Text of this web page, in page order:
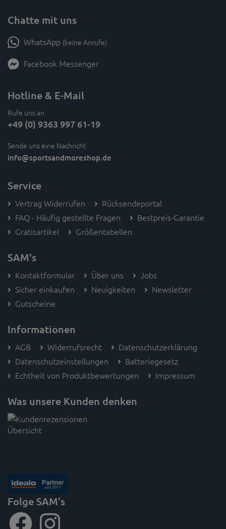
Chatte mit uns
WhatsApp (keine Anrufe)
Facebook Messenger
Hotline & E-Mail
Rufe uns an
+49 (0) 9363 997 61-19
Sende uns eine Nachricht
info@sportsandmoreshop.de
Service
Vertrag Widerrufen
Rücksendeportal
FAQ - Häufig gestellte Fragen
Bestpreis-Garantie
Gratisartikel
Größentabellen
SAM's
Kontaktformular Über uns
Jobs
Sicher einkaufen
Neuigkeiten
Newsletter
Gutscheine
Informationen
AGB Widerrufsrecht
Datenschutzerklärung
Datenschutzeinstellungen
Batteriegesetz
Echtheit von Produktbewertungen
Impressum
Was unsere Kunden denken
Folge SAM's